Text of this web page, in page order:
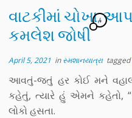
વાટકીમાં ચોખા,
કમલેશ જોષી
4
April 5, 2021 inસ્મશાનયાત્રા tagged
આવતું-જતું હર કોઈ મને વહાલ
કહેતું, ત્યારે હું એમને કહેતો,
લોકો હસતા.